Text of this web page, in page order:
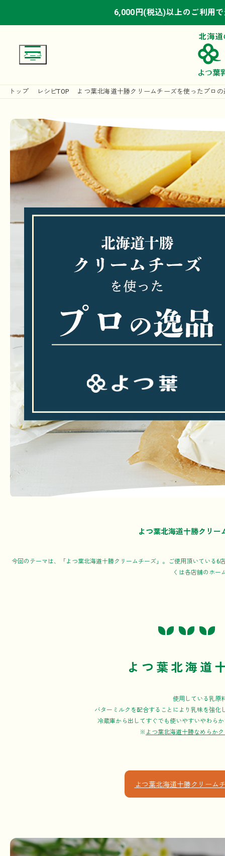
6,000円(税込)以上のご利用
6,000円(税込)以上のご利用
6,000円(税込)以上のご利用
トップ レシピTOP よつ葉北海道十勝クリームチーズを使ったプロ
よつ葉北海道十勝クリー
今回のテーマは、「よつ葉北海道十勝クリームチーズ」。ご使用頂いている
くは各店舗のホー
よつ葉北海道
使用している乳原
バターミルクを配合することにより乳味を強
冷蔵庫から出してすぐでも使いやすいやわら
※ よつ葉北海道十勝なめらか
よつ葉北海道十勝クリーム